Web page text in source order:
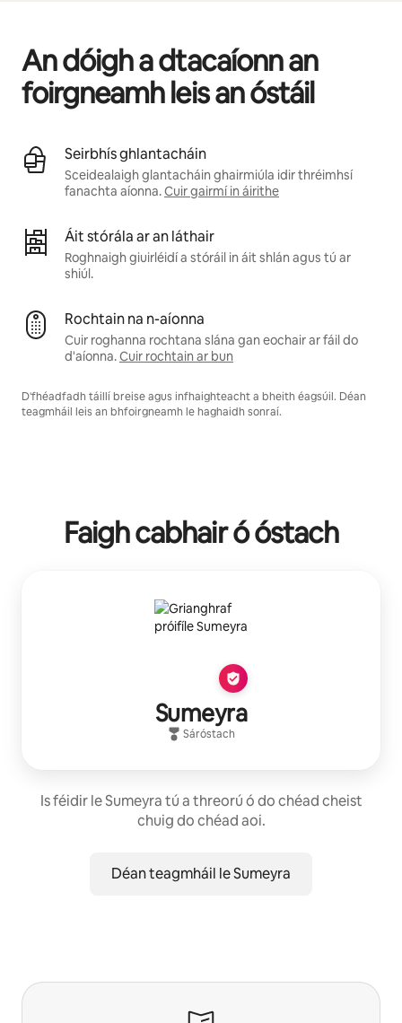
An dóigh a dtacaíonn an
foirgneamh leis an óstáil
Seirbhís ghlantacháin
Sceidealaigh glantacháin ghairmiúla idir thréimhsí
fanachta aíonna.Cuir gairmí in áirithe
Áit stórála ar an láthair
Roghnaigh giuirléidí a stóráil in áit shlán agus tú ar
shiúl.
Rochtain na n-aíonna
Cuir roghanna rochtana slána gan eochair ar fáil do
d'aíonna.Cuir rochtain ar bun
D'fhéadfadh táillí breise agus infhaighteacht a bheith éagsúil. Déan
teagmháil leis an bhfoirgneamh le haghaidh sonraí.
Faigh cabhair ó óstach
Sumeyra
Sáróstach
Is féidir le Sumeyra tú a threorú ó do chéad cheist
chuig do chéad aoi.
Déan teagmháil le Sumeyra